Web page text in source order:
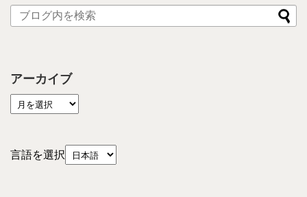
アーカイブ
言語を選択